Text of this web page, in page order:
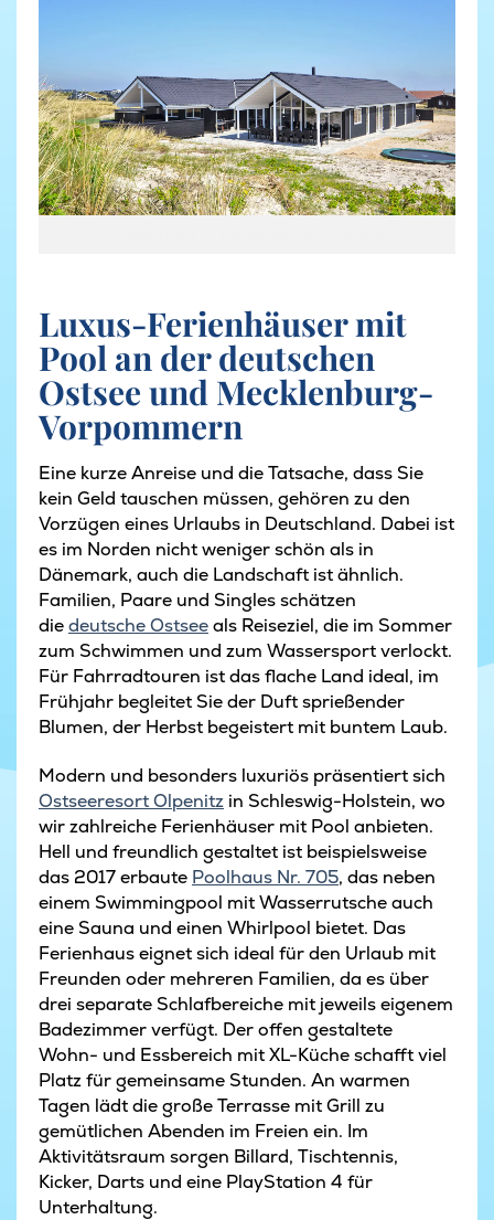
Luxus-Ferienhäuser mit
Pool an der deutschen
Ostsee und Mecklenburg-
Vorpommern
Eine kurze Anreise und die Tatsache, dass Sie
kein Geld tauschen müssen, gehören zu den
Vorzügen eines Urlaubs in Deutschland. Dabei ist
es im Norden nicht weniger schön als in
Dänemark, auch die Landschaft ist ähnlich.
Familien, Paare und Singles schätzen
diedeutsche Ostseeals Reiseziel, die im Sommer
zum Schwimmen und zum Wassersport verlockt.
Für Fahrradtouren ist das flache Land ideal, im
Frühjahr begleitet Sie der Duft sprießender
Blumen, der Herbst begeistert mit buntem Laub.
Modern und besonders luxuriös präsentiert sich
Ostseeresort Olpenitz in Schleswig-Holstein, wo
wir zahlreiche Ferienhäuser mit Pool anbieten.
Hell und freundlich gestaltet ist beispielsweise
das 2017 erbaute Poolhaus Nr. 705, das neben
einem Swimmingpool mit Wasserrutsche auch
eine Sauna und einen Whirlpool bietet. Das
Ferienhaus eignet sich ideal für den Urlaub mit
Freunden oder mehreren Familien, da es über
drei separate Schlafbereiche mit jeweils eigenem
Badezimmer verfügt. Der offen gestaltete
Wohn- und Essbereich mit XL-Küche schafft viel
Platz für gemeinsame Stunden. An warmen
Tagen lädt die große Terrasse mit Grill zu
gemütlichen Abenden im Freien ein. Im
Aktivitätsraum sorgen Billard, Tischtennis,
Kicker, Darts und eine PlayStation 4 für
Unterhaltung.